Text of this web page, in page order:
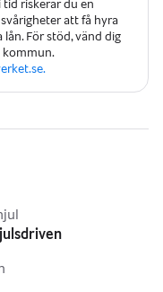
riskerar du en
att få hyra
För stöd, vänd dig